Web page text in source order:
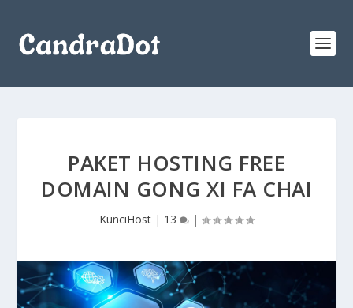
PAKET HOSTING FREE
DOMAIN GONG XI FA CHAI
KunciHost | 13 |